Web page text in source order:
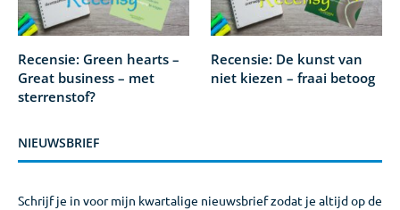
Recensie: Green hearts –
Great business – met
sterrenstof?
Recensie: De kunst van
niet kiezen – fraai betoog
NIEUWSBRIEF
Schrijf je in voor mijn kwartalige nieuwsbrief zodat je altijd op de